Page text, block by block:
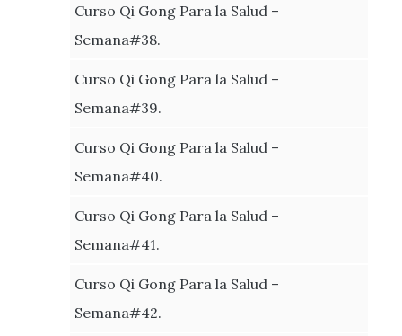
Curso Qi Gong Para la Salud –
Semana#38.
Curso Qi Gong Para la Salud –
Semana#39.
Curso Qi Gong Para la Salud –
Semana#40.
Curso Qi Gong Para la Salud –
Semana#41.
Curso Qi Gong Para la Salud –
Semana#42.